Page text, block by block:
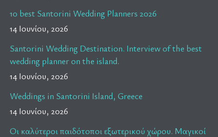
10 best Santorini Wedding Planners 2026
14 Ιουνίου, 2026
Santorini Wedding Destination. Interview of the best
wedding planner on the island.
14 Ιουνίου, 2026
Weddings in Santorini Island, Greece
14 Ιουνίου, 2026
Οι καλύτεροι παιδότοποι εξωτερικού χώρου. Μαγικοί